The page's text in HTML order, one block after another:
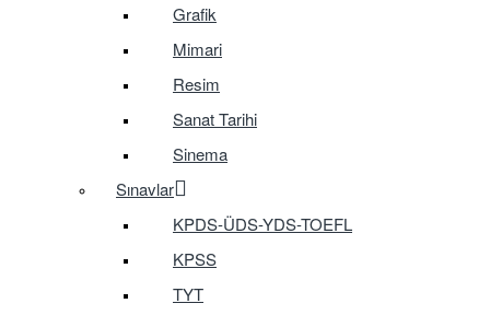
Grafik
Mimari
Resim
Sanat Tarihi
Sinema
Sınavlar
KPDS-ÜDS-YDS-TOEFL
KPSS
TYT